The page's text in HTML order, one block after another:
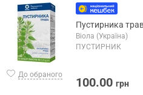
До обраного
Пустирника
Віола (Україна)
ПУСТИРНИК
100.00 грн